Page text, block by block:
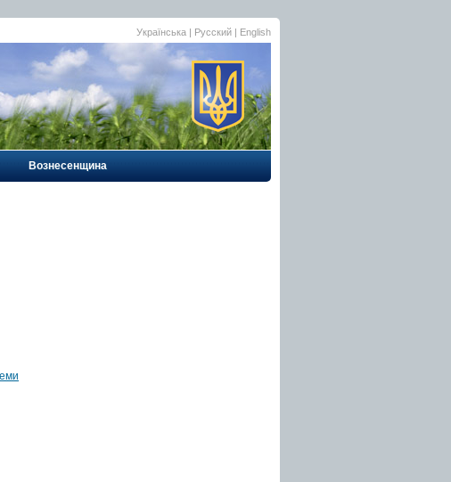
Українська | Русский | English
Вознесенщина